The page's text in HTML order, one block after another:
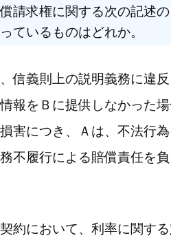
請求権に関する次の記述
ているものはどれか。
信義則上の説明義務に違
報をＢに提供しなかった
害につき、Ａは、不法行
不履行による賠償責任を
約において、利率に関す